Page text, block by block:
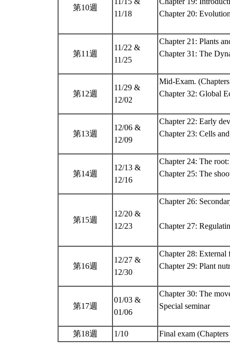
第10週
11/18
Chapter 20:
第11週
11/22 &
11/25
Chapter 21: Plants
Chapter 31: The
第12週
11/29 &
12/02
Mid-Exam.
Chapter 32: Global
第13週
12/06 &
12/09
Chapter 22: Early
Chapter 23: Cells
第14週
12/13 &
12/16
Chapter 24: The
Chapter 25: The
第15週
12/20 &
12/23
Chapter 26:
Chapter 27:
第16週
12/27 &
12/30
Chapter 28: External
Chapter 29: Plant
第17週
01/03 &
01/06
Chapter 30: The
Special seminar
第18週 1/10 Final exam